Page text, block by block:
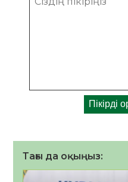
Тағы да оқыңыз: